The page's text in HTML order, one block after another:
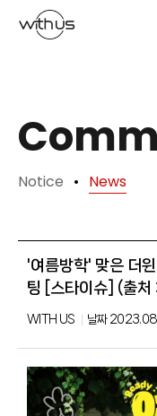
본문바로가기
Notice News
'여름방학' 맞은 더
팅 [스타이슈] (출
WITH US 날짜